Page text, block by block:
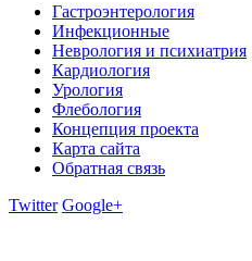
Гастроэнтерология
Инфекционные
Неврология и психиатрия
Кардиология
Урология
Флебология
Концепция проекта
Карта сайта
Обратная связь
Twitter Google+